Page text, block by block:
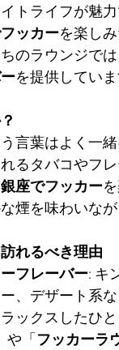
トライフが魅
ッカーを楽し
のラウンジで
を提供していま
言葉はよく一
るタバコやフレ
銀座でフッカー
煙を味わいな
れるべき理由
フレーバー: キ
、デザート系
ックスしたひ
や「 フッカーラ